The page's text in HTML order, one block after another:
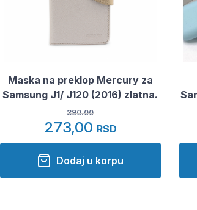
Maska na preklop Mercury za
Samsung J1/ J120 (2016) zlatna.
390.00
273,00 RSD
Dodaj u korpu